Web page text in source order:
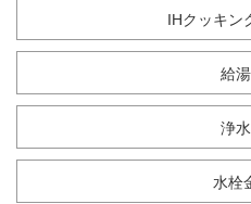
IHクッキン
給
浄
水栓